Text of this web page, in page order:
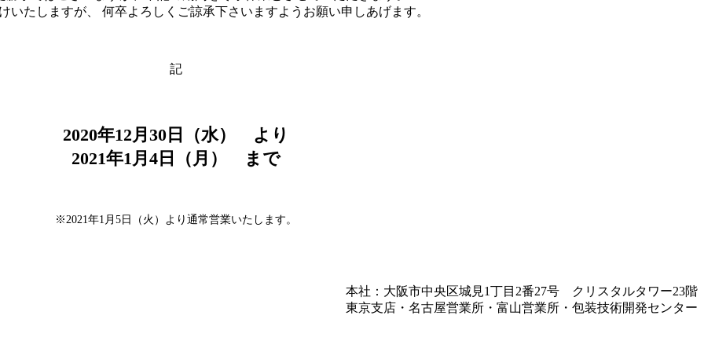
いたしますが、 何卒よろしくご諒承下さいますようお願い申しあげます。
記
2020年12月30日（水） より
2021年1月4日（月） まで
※2021年1月5日（火）より通常営業いたします。
本社：大阪市中央区城見1丁目2番27号 クリスタルタワー23階
東京支店・名古屋営業所・富山営業所・包装技術開発センター